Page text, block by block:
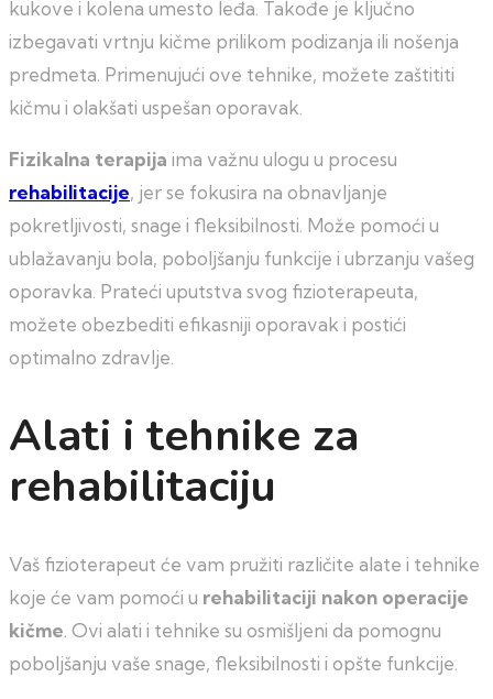
kukove i kolena umesto leđa. Takođe je ključno
izbegavati vrtnju kičme prilikom podizanja ili nošenja
predmeta. Primenujući ove tehnike, možete zaštititi
kičmu i olakšati uspešan oporavak.
Fizikalna terapija ima važnu ulogu u procesu
rehabilitacije, jer se fokusira na obnavljanje
pokretljivosti, snage i fleksibilnosti. Može pomoći u
ublažavanju bola, poboljšanju funkcije i ubrzanju vašeg
oporavka. Prateći uputstva svog fizioterapeuta,
možete obezbediti efikasniji oporavak i postići
optimalno zdravlje.
Alati i tehnike za
rehabilitaciju
Vaš fizioterapeut će vam pružiti različite alate i tehnike
koje će vam pomoći u rehabilitaciji nakon operacije
kičme . Ovi alati i tehnike su osmišljeni da pomognu
poboljšanju vaše snage, fleksibilnosti i opšte funkcije.